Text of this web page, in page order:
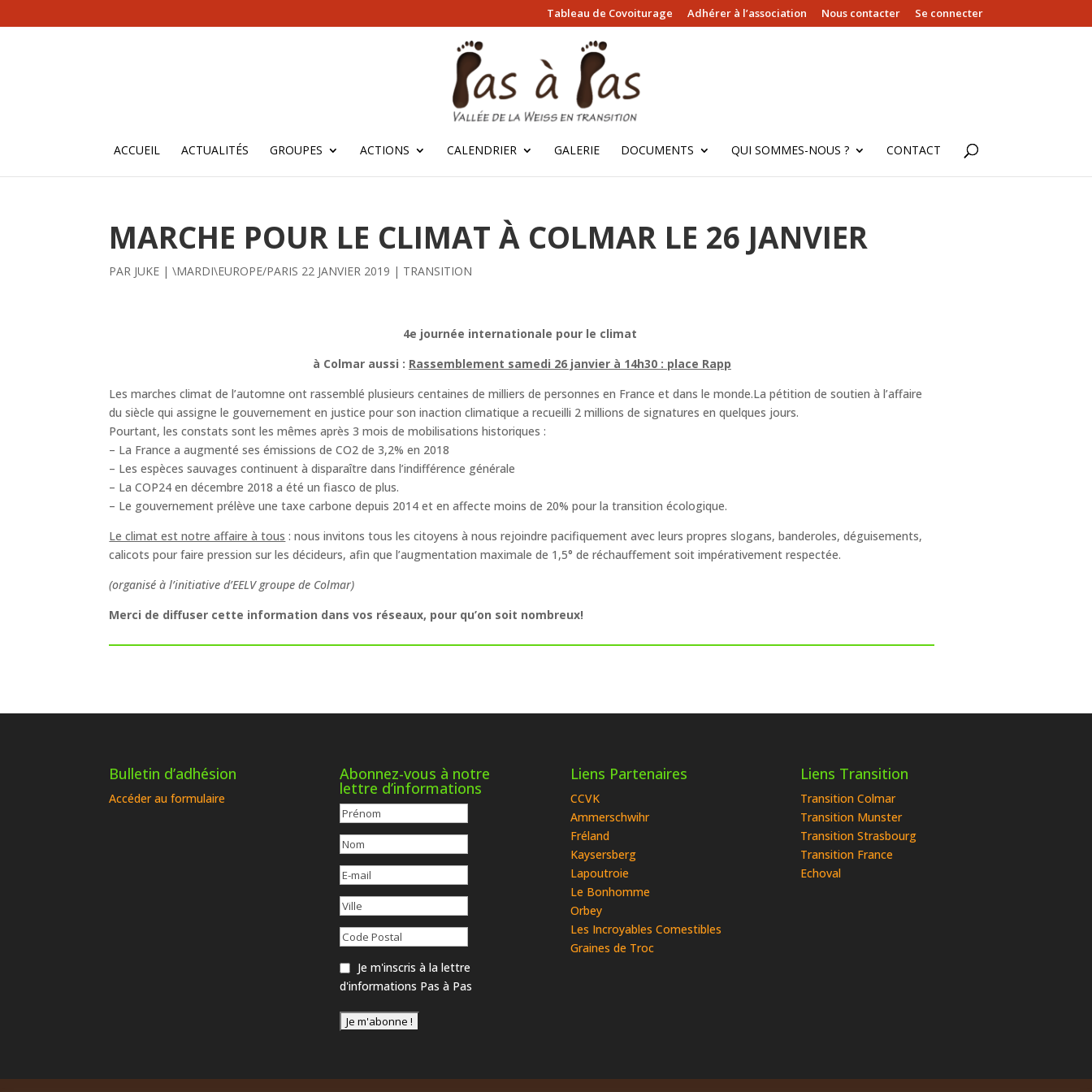
Tableau de Covoiturage Adhérer à l’association Nous contacter Se connecter
ACCUEIL ACTUALITÉS GROUPES ACTIONS CALENDRIER GALERIE DOCUMENTS QUI SOMMES-NOUS ? CONTACT
MARCHE POUR LE CLIMAT À COLMAR LE 26 JANVIER
PAR JUKE |\MARDI\EUROPE/PARIS 22 JANVIER 2019 | TRANSITION
4e journée internationale pour le climat
à Colmar aussi : Rassemblement samedi 26 janvier à 14h30 : place Rapp
Les marches climat de l’automne ont rassemblé plusieurs centaines de milliers de personnes en France et dans le monde.La pétition de soutien à l’affaire
du siècle qui assigne le gouvernement en justice pour son inaction climatique a recueilli 2 millions de signatures en quelques jours.
Pourtant, les constats sont les mêmes après 3 mois de mobilisations historiques :
– La France a augmenté ses émissions de CO2 de 3,2% en 2018
– Les espèces sauvages continuent à disparaître dans l’indifférence générale
– La COP24 en décembre 2018 a été un fiasco de plus.
– Le gouvernement prélève une taxe carbone depuis 2014 et en affecte moins de 20% pour la transition écologique.
Le climat est notre affaire à tous : nous invitons tous les citoyens à nous rejoindre pacifiquement avec leurs propres slogans, banderoles, déguisements,
calicots pour faire pression sur les décideurs, afin que l’augmentation maximale de 1,5° de réchauffement soit impérativement respectée.
(organisé à l’initiative d’EELV groupe de Colmar)
Merci de diffuser cette information dans vos réseaux, pour qu’on soit nombreux!
Bulletin d’adhésion
Accéder au formulaire
Abonnez-vous à notre
lettre d’informations
Je m'inscris à la lettre
d'informations Pas à Pas
Liens Partenaires
CCVK
Ammerschwihr
Fréland
Kaysersberg
Lapoutroie
Le Bonhomme
Orbey
Les Incroyables Comestibles
Graines de Troc
Liens Transition
Transition Colmar
Transition Munster
Transition Strasbourg
Transition France
Echoval